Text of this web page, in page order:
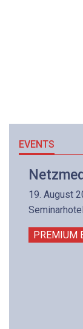
EVENTS
19. August
PREMIUM